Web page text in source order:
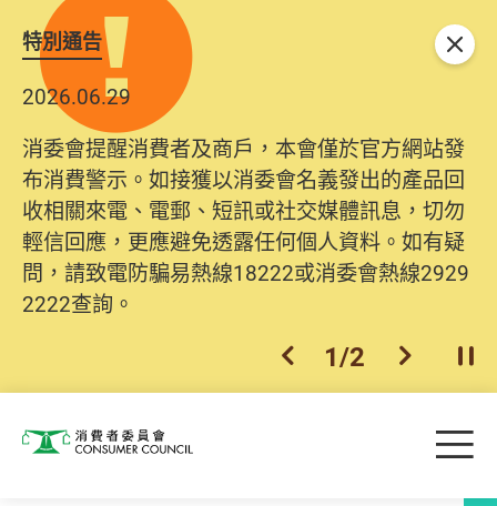
特別通告
2026.06.29
消委會提醒消費者及商戶，本會僅於官方網站發
布消費警示。如接獲以消委會名義發出的產品回
收相關來電、電郵、短訊或社交媒體訊息，切勿
輕信回應，更應避免透露任何個人資料。如有疑
問，請致電防騙易熱線18222或消委會熱線2929
2222查詢。
上一個
1/2 下一個開
關閉
消費者委員會 目